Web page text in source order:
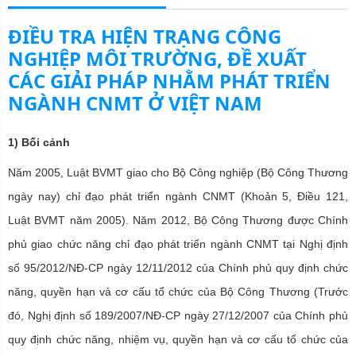
ĐIỀU TRA HIỆN TRẠNG CÔNG
NGHIỆP MÔI TRƯỜNG, ĐỀ XUẤT
CÁC GIẢI PHÁP NHẰM PHÁT TRIỂN
NGÀNH CNMT Ở VIỆT NAM
1) Bối cảnh
Năm 2005, Luật BVMT giao cho Bộ Công nghiệp (Bộ Công Thương
ngày nay) chỉ đạo phát triển ngành CNMT (Khoản 5, Điều 121,
Luật BVMT năm 2005). Năm 2012, Bộ Công Thương được Chính
phủ giao chức năng chỉ đạo phát triển ngành CNMT tại Nghị định
số 95/2012/NĐ-CP ngày 12/11/2012 của Chính phủ quy định chức
năng, quyền hạn và cơ cấu tổ chức của Bộ Công Thương (Trước
đó, Nghị định số 189/2007/NĐ-CP ngày 27/12/2007 của Chính phủ
quy định chức năng, nhiệm vụ, quyền hạn và cơ cấu tổ chức của